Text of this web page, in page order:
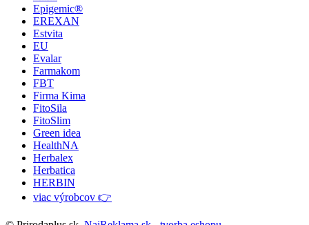
Epigemic®
EREXAN
Estvita
EU
Evalar
Farmakom
FBT
Firma Kima
FitoSila
FitoSlim
Green idea
HealthNA
Herbalex
Herbatica
HERBIN
viac výrobcov 👉